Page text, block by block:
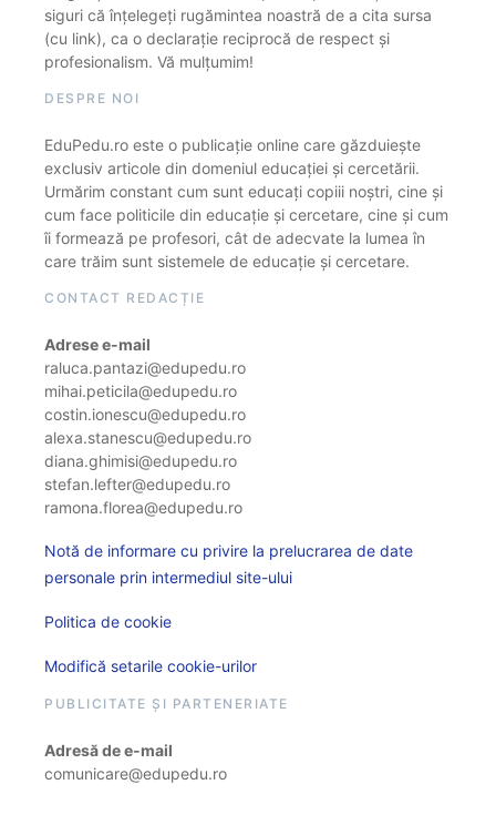
siguri că înțelegeți rugămintea noastră de a cita sursa
(cu link), ca o declarație reciprocă de respect și
profesionalism. Vă mulțumim!
DESPRE NOI
EduPedu.ro este o publicație online care găzduiește
exclusiv articole din domeniul educației și cercetării.
Urmărim constant cum sunt educați copiii noștri, cine și
cum face politicile din educație și cercetare, cine și cum
îi formează pe profesori, cât de adecvate la lumea în
care trăim sunt sistemele de educație și cercetare.
CONTACT REDACȚIE
Adrese e-mail
raluca.pantazi@edupedu.ro
mihai.peticila@edupedu.ro
costin.ionescu@edupedu.ro
alexa.stanescu@edupedu.ro
diana.ghimisi@edupedu.ro
stefan.lefter@edupedu.ro
ramona.florea@edupedu.ro
Notă de informare cu privire la prelucrarea de date
personale prin intermediul site-ului
Politica de cookie
Modifică setarile cookie-urilor
PUBLICITATE ȘI PARTENERIATE
Adresă de e-mail
comunicare@edupedu.ro